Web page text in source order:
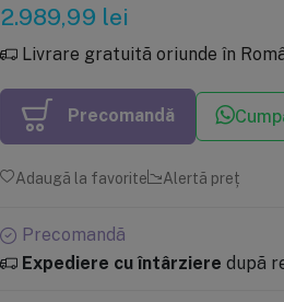
2.989,99 lei
Livrare gratuită oriunde în
Precomandă
Adaugă la favorite Alertă preț
Precomandă
Expediere cu întârziere după